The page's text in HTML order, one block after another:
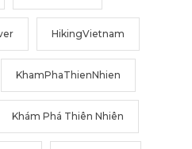
HikingVietnam
KhamPhaThienNhien
Khám Phá Thiên Nhiên